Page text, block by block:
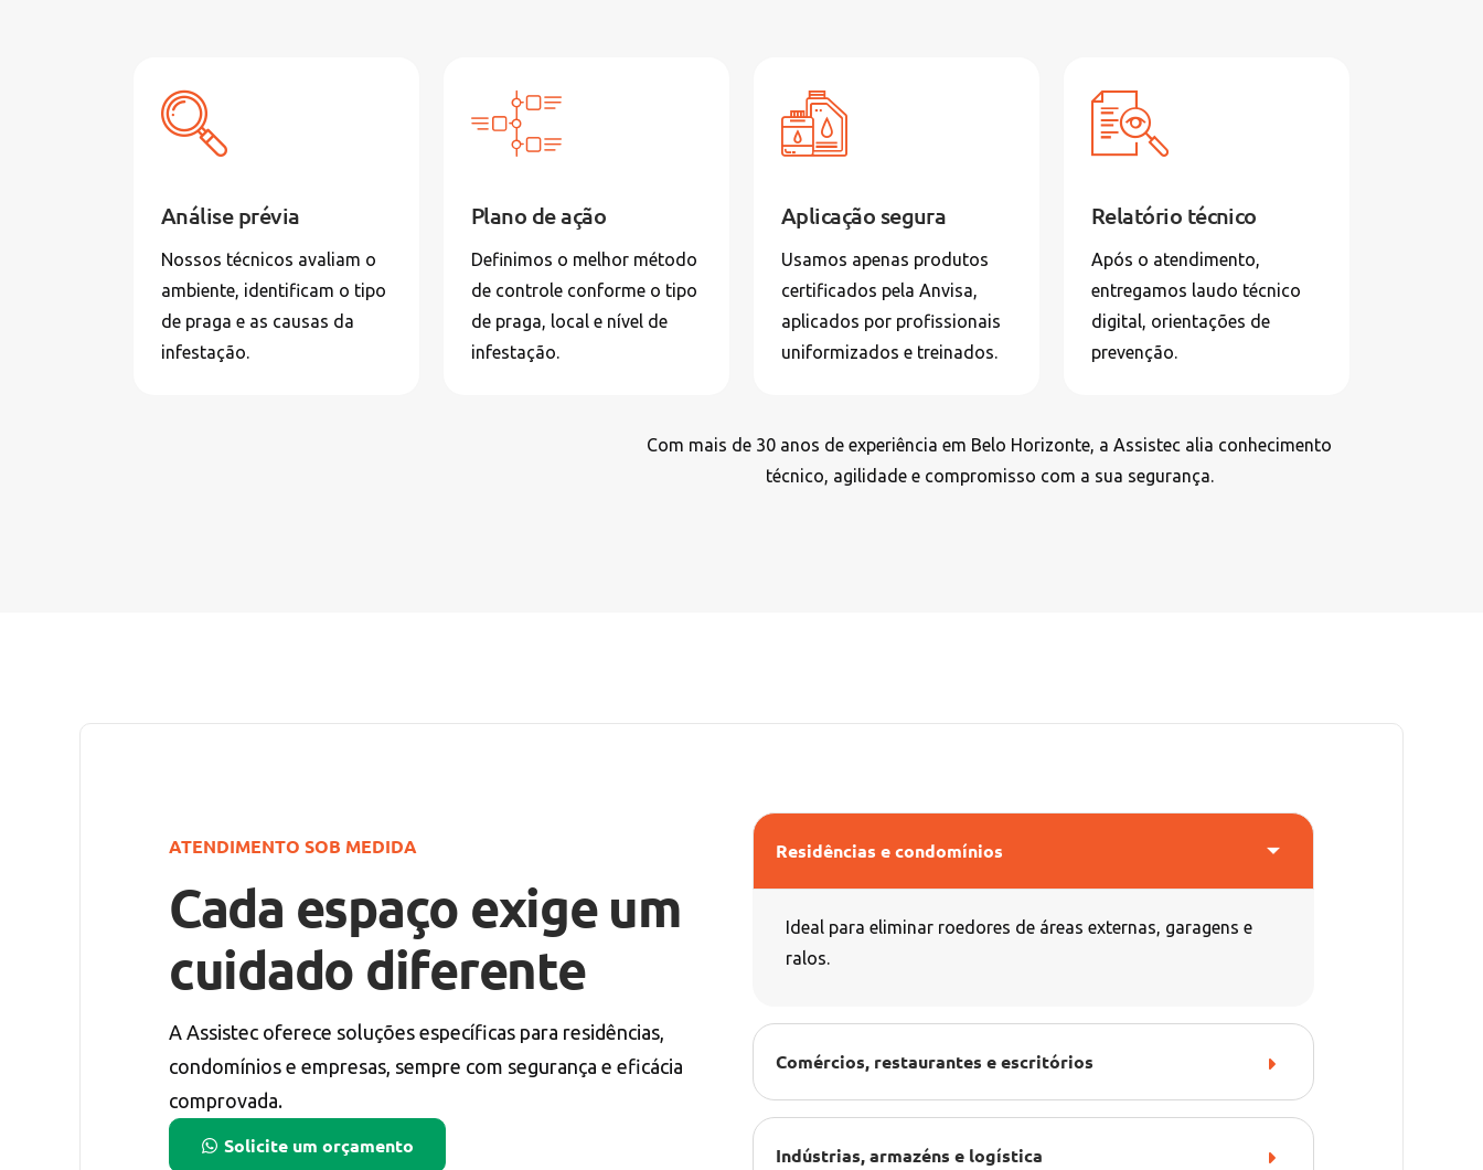
Análise prévia
Nossos técnicos avaliam o
ambiente, identificam o tipo
de praga e as causas da
infestação.
Plano de ação
Definimos o melhor método
de controle conforme o tipo
de praga, local e nível de
infestação.
Aplicação segura
Usamos apenas produtos
certificados pela Anvisa,
aplicados por profissionais
uniformizados e treinados.
Relatório técnico
Após o atendimento,
entregamos laudo técnico
digital, orientações de
prevenção.
Com mais de 30 anos de experiência em Belo Horizonte, a Assistec alia conhecimento
técnico, agilidade e compromisso com a sua segurança.
ATENDIMENTO SOB MEDIDA
Cada espaço exige um
cuidado diferente
A Assistec oferece soluções específicas para residências,
condomínios e empresas, sempre com segurança e eficácia
comprovada.
Solicite um orçamento
Residências e condomínios
Ideal para eliminar roedores de áreas externas, garagens e
ralos.
Comércios, restaurantes e escritórios
Indústrias, armazéns e logística